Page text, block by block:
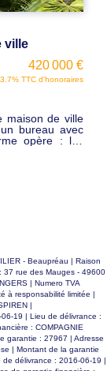
ville
420 000 €
TTC d'honoraires
maison de ville
bureau avec
palier dessert
famille ou à
atelier,
et caves
en plein
conviviale, un
ainsi qu'une
des écoles et
- Beaupréau | Raison
37 rue des Mauges - 49600
| Numero TVA
à responsabilité limitée |
|
19 | Lieu de délivrance :
: COMPAGNIE
garantie : 27967 | Adresse
| Montant de la garantie
délivrance : 2016-06-19 |